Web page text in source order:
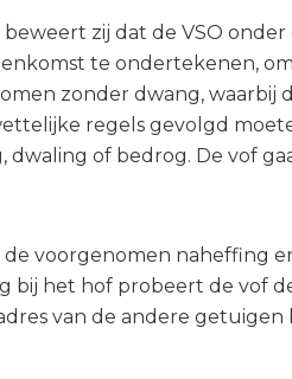
zij dat de VSO onder
te ondertekenen,
zonder dwang, waarbij
regels gevolgd
of bedrog. De vof
voorgenomen naheffing
bij het hof probeert de vof
van de andere getuigen